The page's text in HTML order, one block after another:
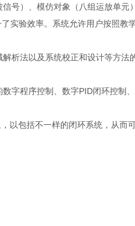
号）、模仿对象（八组运放单
实验效率。系统允许用户按照
析法以及系统校正和设计等方
字程序控制、数字PID闭环控制
包括不一样的闭环系统，从而